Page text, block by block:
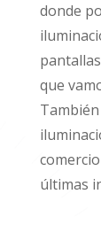
donde
que
últimas